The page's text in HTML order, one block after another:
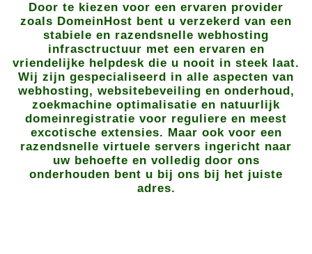
Door te kiezen voor een ervaren provider
zoals DomeinHost bent u verzekerd van een
stabiele en razendsnelle webhosting
infrasctructuur met een ervaren en
vriendelijke helpdesk die u nooit in steek laat.
Wij zijn gespecialiseerd in alle aspecten van
webhosting, websitebeveiling en onderhoud,
zoekmachine optimalisatie en natuurlijk
domeinregistratie voor reguliere en meest
excotische extensies. Maar ook voor een
razendsnelle virtuele servers ingericht naar
uw behoefte en volledig door ons
onderhouden bent u bij ons bij het juiste
adres.